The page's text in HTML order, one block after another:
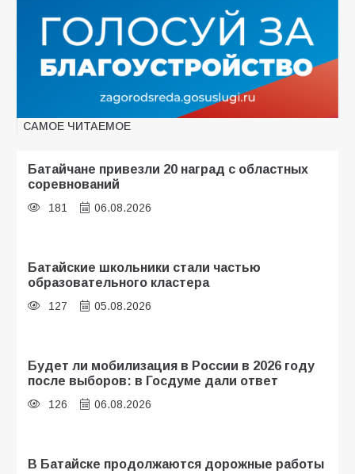
САМОЕ ЧИТАЕМОЕ
Батайчане привезли 20 наград с областных
соревнований
181 06.08.2026
Батайские школьники стали частью
образовательного кластера
127 05.08.2026
Будет ли мобилизация в России в 2026 году
после выборов: в Госдуме дали ответ
126 06.08.2026
В Батайске продолжаются дорожные работы